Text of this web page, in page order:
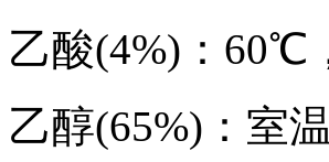
乙酸(4%)：60℃
乙醇(65%)：室